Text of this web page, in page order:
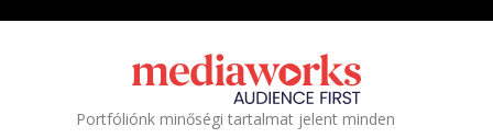
Portfóliónk minőségi tartalmat jelent minden